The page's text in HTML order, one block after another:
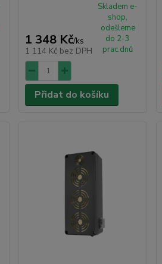
1 348 Kč/ks
1 114 Kč bez DPH
Skladem e-
shop,
odešleme
do 2-3
prac.dnů
Přidat do košíku